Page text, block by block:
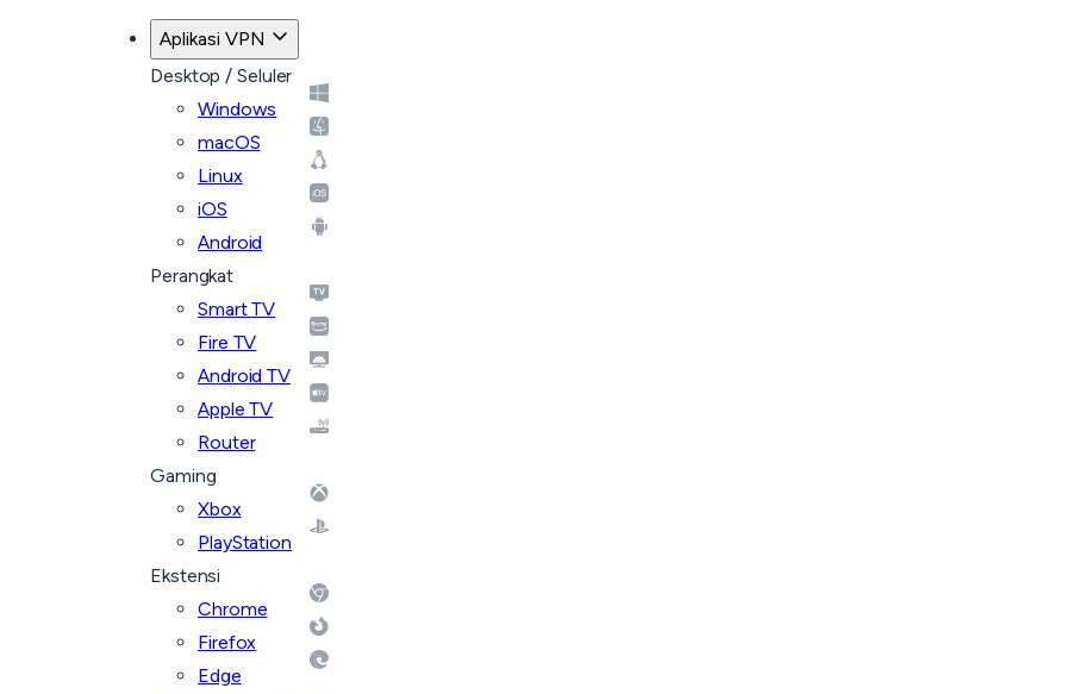
Aplikasi VPN
Desktop / Seluler
Windows
macOS
Linux
iOS
Android
Perangkat
Smart TV
Fire TV
Android TV
Apple TV
Router
Gaming
Xbox
PlayStation
Ekstensi
Chrome
Firefox
Edge